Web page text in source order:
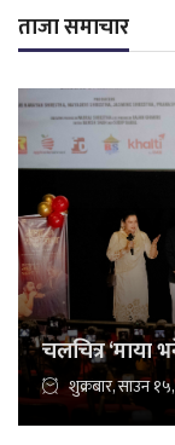
ताजा समाचार
चलचित्र ‘माया
शुक्रबार, साउन